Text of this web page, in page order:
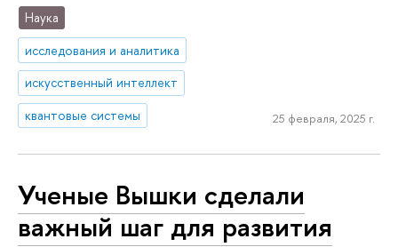
Наука
исследования и аналитика
искусственный интеллект
квантовые системы
25 февраля, 2025 г.
Ученые Вышки сделали
важный шаг для развития